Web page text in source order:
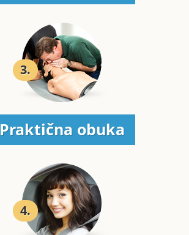
3.
Praktična obuka
4.